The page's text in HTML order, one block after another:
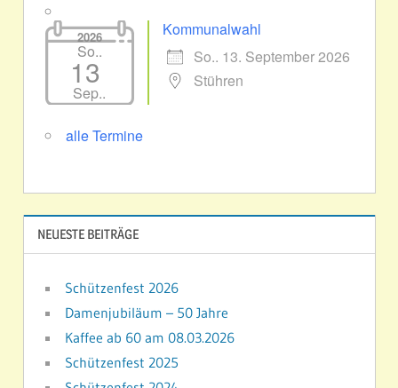
2026
So..
13
Sep..
Kommunalwahl
So.. 13. September 2026
Stühren
alle Termine
NEUESTE BEITRÄGE
Schützenfest 2026
Damenjubiläum – 50 Jahre
Kaffee ab 60 am 08.03.2026
Schützenfest 2025